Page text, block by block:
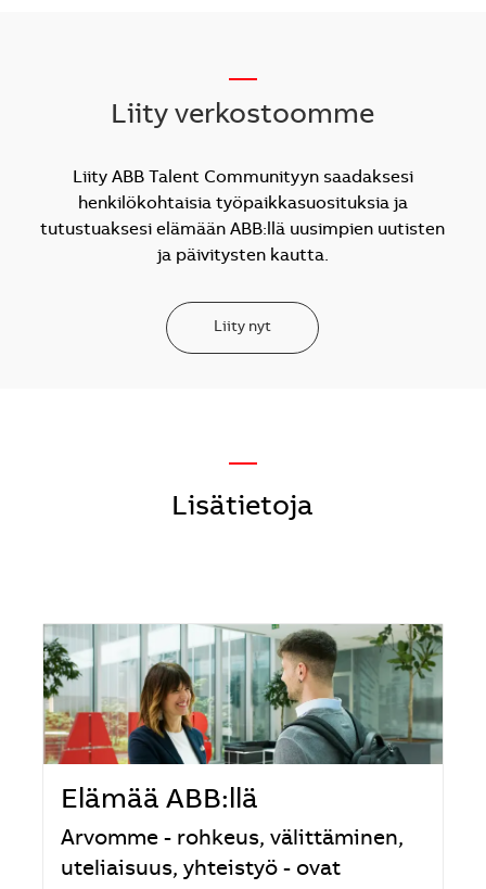
Liity verkostoomme
Liity ABB Talent Communityyn saadaksesi
henkilökohtaisia työpaikkasuosituksia ja
tutustuaksesi elämään ABB:llä uusimpien uutisten
ja päivitysten kautta.
Liity nyt
—
Lisätietoja
Elämää ABB:llä
Arvomme - rohkeus, välittäminen,
uteliaisuus, yhteistyö - ovat